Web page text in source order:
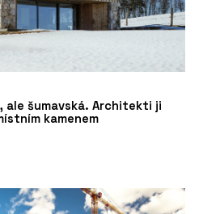
ale šumavská. Architekti ji
kamenem